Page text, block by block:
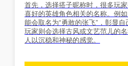
首先，选择搭子昵称时，很多玩
喜好的英雄角色相关的名称。例
能会取名为“勇敢的张飞”，彰显
玩家则会选择古风或文艺范儿的
人以沉稳和神秘的感觉。